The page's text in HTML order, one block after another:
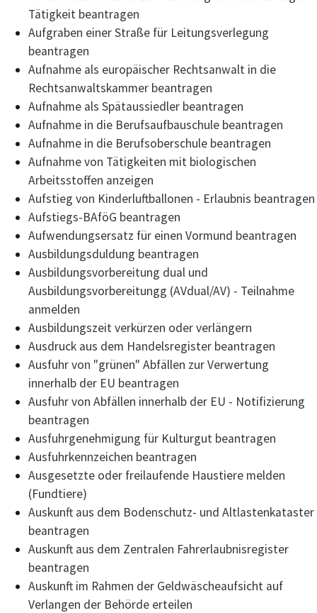
Tätigkeit beantragen
Aufgraben einer Straße für Leitungsverlegung
beantragen
Aufnahme als europäischer Rechtsanwalt in die
Rechtsanwaltskammer beantragen
Aufnahme als Spätaussiedler beantragen
Aufnahme in die Berufsaufbauschule beantragen
Aufnahme in die Berufsoberschule beantragen
Aufnahme von Tätigkeiten mit biologischen
Arbeitsstoffen anzeigen
Aufstieg von Kinderluftballonen - Erlaubnis beantragen
Aufstiegs-BAföG beantragen
Aufwendungsersatz für einen Vormund beantragen
Ausbildungsduldung beantragen
Ausbildungsvorbereitung dual und
Ausbildungsvorbereitungg (AVdual/AV) - Teilnahme
anmelden
Ausbildungszeit verkürzen oder verlängern
Ausdruck aus dem Handelsregister beantragen
Ausfuhr von "grünen" Abfällen zur Verwertung
innerhalb der EU beantragen
Ausfuhr von Abfällen innerhalb der EU - Notifizierung
beantragen
Ausfuhrgenehmigung für Kulturgut beantragen
Ausfuhrkennzeichen beantragen
Ausgesetzte oder freilaufende Haustiere melden
(Fundtiere)
Auskunft aus dem Bodenschutz- und Altlastenkataster
beantragen
Auskunft aus dem Zentralen Fahrerlaubnisregister
beantragen
Auskunft im Rahmen der Geldwäscheaufsicht auf
Verlangen der Behörde erteilen